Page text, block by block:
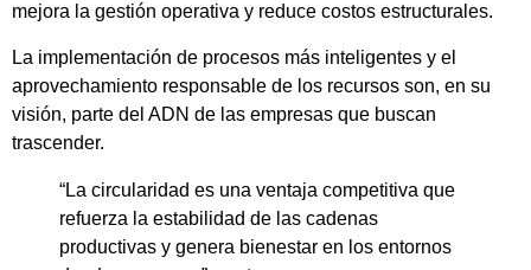
mejora la gestión operativa y reduce costos estructurales.
La implementación de procesos más inteligentes y el
aprovechamiento responsable de los recursos son, en su
visión, parte del ADN de las empresas que buscan
trascender.
“La circularidad es una ventaja competitiva que
refuerza la estabilidad de las cadenas
productivas y genera bienestar en los entornos